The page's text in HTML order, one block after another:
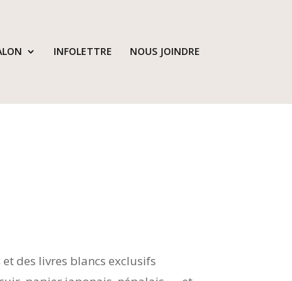
INFOLETTRE NOUS JOINDRE
des livres blancs exclusifs